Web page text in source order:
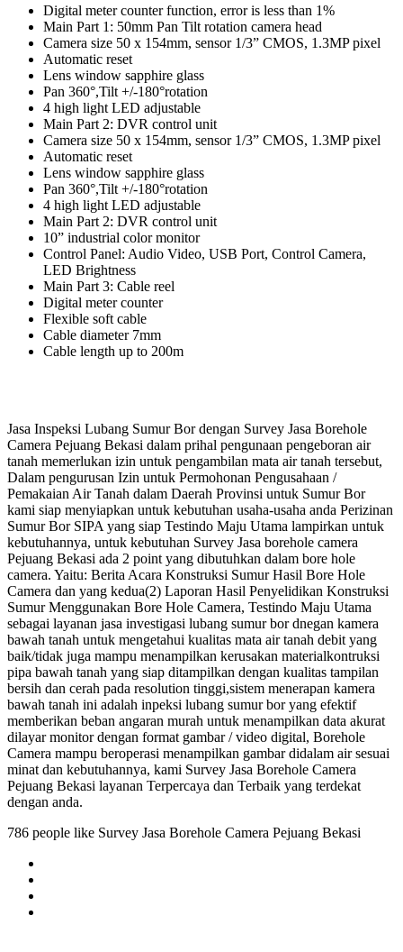
Digital meter counter function, error is less than 1%
Main Part 1: 50mm Pan Tilt rotation camera head
Camera size 50 x 154mm, sensor 1/3” CMOS, 1.3MP pixel
Automatic reset
Lens window sapphire glass
Pan 360°,Tilt +/-180°rotation
4 high light LED adjustable
Main Part 2: DVR control unit
Camera size 50 x 154mm, sensor 1/3” CMOS, 1.3MP pixel
Automatic reset
Lens window sapphire glass
Pan 360°,Tilt +/-180°rotation
4 high light LED adjustable
Main Part 2: DVR control unit
10” industrial color monitor
Control Panel: Audio Video, USB Port, Control Camera,
LED Brightness
Main Part 3: Cable reel
Digital meter counter
Flexible soft cable
Cable diameter 7mm
Cable length up to 200m
Jasa Inspeksi Lubang Sumur Bor dengan Survey Jasa Borehole
Camera Pejuang Bekasi dalam prihal pengunaan pengeboran air
tanah memerlukan izin untuk pengambilan mata air tanah tersebut,
Dalam pengurusan Izin untuk Permohonan Pengusahaan /
Pemakaian Air Tanah dalam Daerah Provinsi untuk Sumur Bor
kami siap menyiapkan untuk kebutuhan usaha-usaha anda Perizinan
Sumur Bor SIPA yang siap Testindo Maju Utama lampirkan untuk
kebutuhannya, untuk kebutuhan Survey Jasa borehole camera
Pejuang Bekasi ada 2 point yang dibutuhkan dalam bore hole
camera. Yaitu: Berita Acara Konstruksi Sumur Hasil Bore Hole
Camera dan yang kedua(2) Laporan Hasil Penyelidikan Konstruksi
Sumur Menggunakan Bore Hole Camera, Testindo Maju Utama
sebagai layanan jasa investigasi lubang sumur bor dnegan kamera
bawah tanah untuk mengetahui kualitas mata air tanah debit yang
baik/tidak juga mampu menampilkan kerusakan materialkontruksi
pipa bawah tanah yang siap ditampilkan dengan kualitas tampilan
bersih dan cerah pada resolution tinggi,sistem menerapan kamera
bawah tanah ini adalah inpeksi lubang sumur bor yang efektif
memberikan beban angaran murah untuk menampilkan data akurat
dilayar monitor dengan format gambar / video digital, Borehole
Camera mampu beroperasi menampilkan gambar didalam air sesuai
minat dan kebutuhannya, kami Survey Jasa Borehole Camera
Pejuang Bekasi layanan Terpercaya dan Terbaik yang terdekat
dengan anda.
786 people like Survey Jasa Borehole Camera Pejuang Bekasi